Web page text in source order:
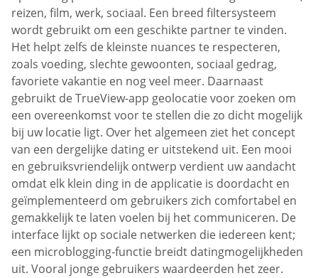
reizen, film, werk, sociaal. Een breed filtersysteem
wordt gebruikt om een geschikte partner te vinden.
Het helpt zelfs de kleinste nuances te respecteren,
zoals voeding, slechte gewoonten, sociaal gedrag,
favoriete vakantie en nog veel meer. Daarnaast
gebruikt de TrueView-app geolocatie voor zoeken om
een overeenkomst voor te stellen die zo dicht mogelijk
bij uw locatie ligt. Over het algemeen ziet het concept
van een dergelijke dating er uitstekend uit. Een mooi
en gebruiksvriendelijk ontwerp verdient uw aandacht
omdat elk klein ding in de applicatie is doordacht en
geïmplementeerd om gebruikers zich comfortabel en
gemakkelijk te laten voelen bij het communiceren. De
interface lijkt op sociale netwerken die iedereen kent;
een microblogging-functie breidt datingmogelijkheden
uit. Vooral jonge gebruikers waardeerden het zeer.